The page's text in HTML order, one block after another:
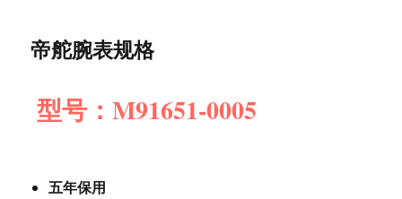
帝舵腕表规格
型号：M91651-0005
五年保用